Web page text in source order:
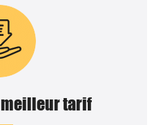
meilleur tarif